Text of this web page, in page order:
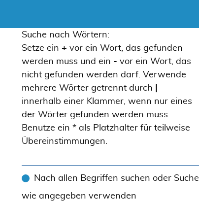
Suche nach Wörtern:
Setze ein + vor ein Wort, das gefunden
werden muss und ein - vor ein Wort, das
nicht gefunden werden darf. Verwende
mehrere Wörter getrennt durch
innerhalb einer Klammer, wenn nur eines
der Wörter gefunden werden muss.
Benutze ein * als Platzhalter für teilweise
Übereinstimmungen.
Nach allen Begriffen suchen oder Suche
wie angegeben verwenden